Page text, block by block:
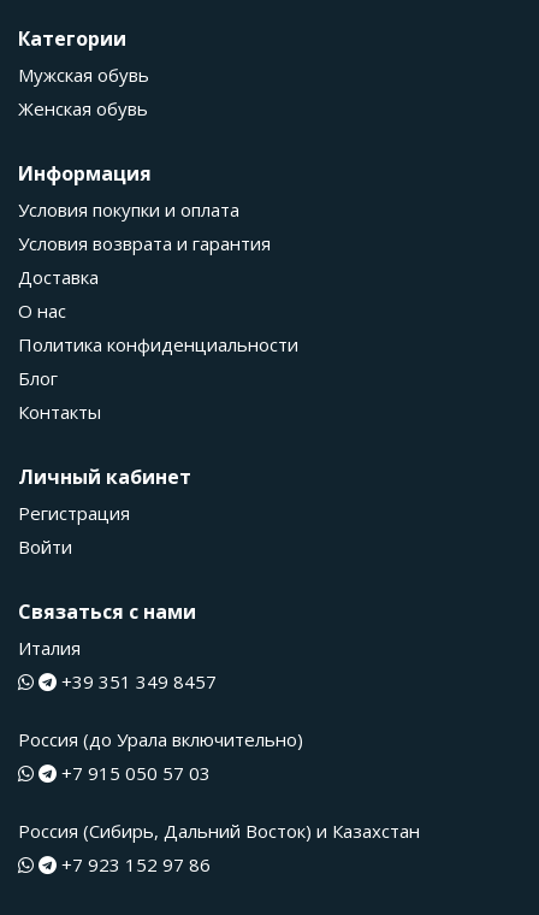
Категории
Мужская обувь
Женская обувь
Информация
Условия покупки и оплата
Условия возврата и гарантия
Доставка
О нас
Политика конфиденциальности
Блог
Контакты
Личный кабинет
Регистрация
Войти
Связаться с нами
Италия
+39 351 349 8457
Россия (до Урала включительно)
+7 915 050 57 03
Россия (Сибирь, Дальний Восток) и Казахстан
+7 923 152 97 86